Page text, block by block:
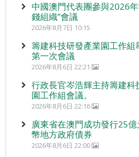
中國澳門代表團參與2026
錢組織”會議
2026年8月7日 10:15
籌建科技研發產業園工作
第一次會議
2026年8月6日 22:21
行政長官岑浩輝主持籌建科
園工作組會議。
2026年8月6日 22:16
廣東省在澳門成功發行25
幣地方政府債券
2026年8月6日 22:00